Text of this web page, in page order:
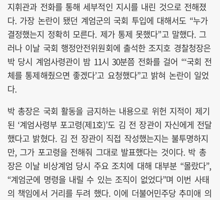
지휘관과 전화를 통해 세부적인 지시를 내린 것으로 전해졌
다. 가장 논란이 됐던 계엄군의 국회 투입에 대해서도 “누가
결정했는지 정확히 모른다. 제가 통제 못했다”고 말했다. 그
러나 이날 국회 행정안전위원회에 출석한 조지호 경찰청장은
박 당시 계엄사령관이 밤 11시 30분쯤 전화를 걸어 “‘국회 전
체를 통제해줬으면 좋겠다’고 요청했다”고 밝혀 논란이 일었
다.
박 총장은 국회 활동을 금지하는 내용으로 위헌 지적이 제기
된 ‘계엄사령부 포고령(제1호)’도 김 전 장관이 자신에게 전달
했다고 밝혔다. 김 전 장관이 직접 작성했는지는 불투명하지
만, 그가 포고령을 전해줘 그대로 발표했다는 것이다. 박 총
장은 이날 비상계엄 당시 주요 조치에 대해 대부분 “몰랐다”,
“계엄군에 명령을 내릴 수 있는 조직이 없었다”며 이번 사태
의 책임에서 거리를 두려 했다. 이에 더불어민주당 추미애 의